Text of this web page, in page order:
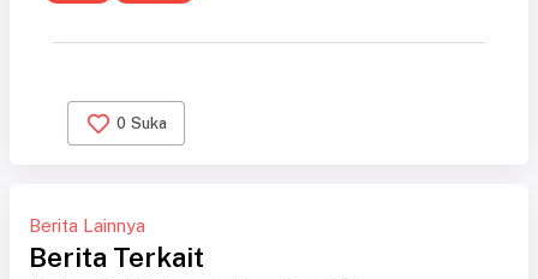
0 Suka
Berita Lainnya
Berita Terkait